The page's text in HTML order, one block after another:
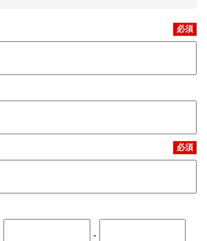
必須
必須
-